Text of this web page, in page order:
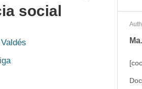
social